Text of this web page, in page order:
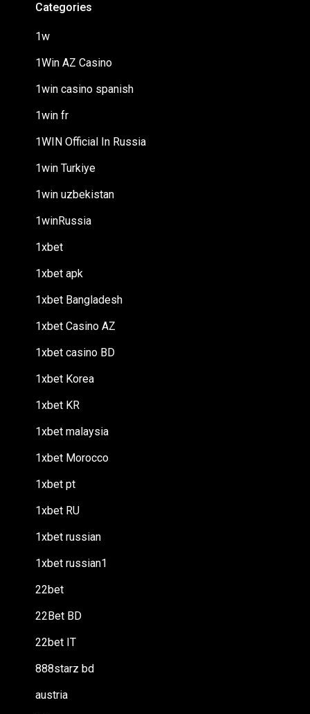
Categories
1w
1Win AZ Casino
1win casino spanish
1win fr
1WIN Official In Russia
1win Turkiye
1win uzbekistan
1winRussia
1xbet
1xbet apk
1xbet Bangladesh
1xbet Casino AZ
1xbet casino BD
1xbet Korea
1xbet KR
1xbet malaysia
1xbet Morocco
1xbet pt
1xbet RU
1xbet russian
1xbet russian1
22bet
22Bet BD
22bet IT
888starz bd
austria